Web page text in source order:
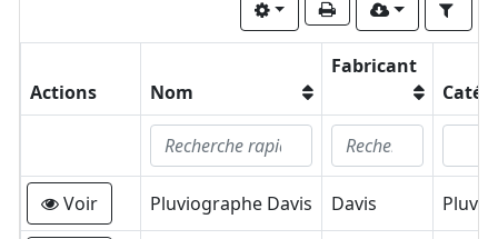
Actions Nom
Fabricant
Voir Pluviographe Davis Davis